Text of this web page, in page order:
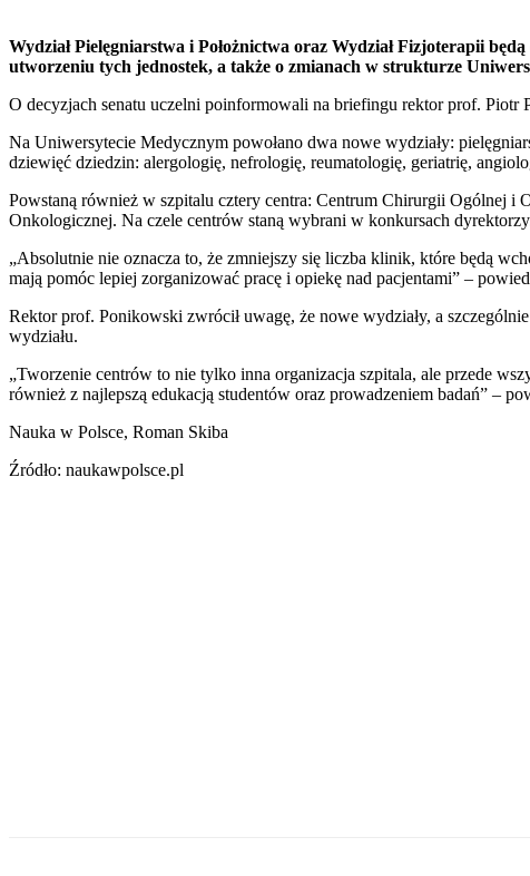
Wydział Pielęgniarstwa i Położnictwa oraz Wydział Fizjoterapii
utworzeniu tych jednostek, a także o zmianach w strukturze
O decyzjach senatu uczelni poinformowali na briefingu rektor prof.
Na Uniwersytecie Medycznym powołano dwa nowe wydziały:
dziewięć dziedzin: alergologię, nefrologię, reumatologię, geriatrię,
Powstaną również w szpitalu cztery centra: Centrum Chirurgii Ogólnej
Onkologicznej. Na czele centrów staną wybrani w konkursach
„Absolutnie nie oznacza to, że zmniejszy się liczba klinik, które będą
mają pomóc lepiej zorganizować pracę i opiekę nad pacjentami” –
Rektor prof. Ponikowski zwrócił uwagę, że nowe wydziały, a
wydziału.
„Tworzenie centrów to nie tylko inna organizacja szpitala, ale przede
również z najlepszą edukacją studentów oraz prowadzeniem badań” –
Nauka w Polsce, Roman Skiba
Źródło: naukawpolsce.pl